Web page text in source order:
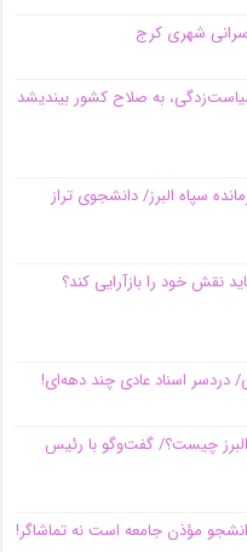
به صلاح کشور بیندیشد
سپاه البرز/ دانشجوی تراز
نقش خود را بازآرایی کند؟
دردسر اسناد عادی چند‌ دهه‌ای!
البرز چیست؟/ گفت‌وگو با رئیس
مؤذن جامعه است نه تماشاگر!